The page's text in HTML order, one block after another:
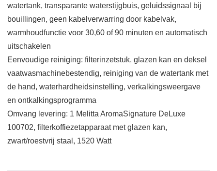
watertank, transparante waterstijgbuis, geluidssignaal bij
bouillingen, geen kabelverwarring door kabelvak,
warmhoudfunctie voor 30,60 of 90 minuten en automatisch
uitschakelen
Eenvoudige reiniging: filterinzetstuk, glazen kan en deksel
vaatwasmachinebestendig, reiniging van de watertank met
de hand, waterhardheidsinstelling, verkalkingsweergave
en ontkalkingsprogramma
Omvang levering: 1 Melitta AromaSignature DeLuxe
100702, filterkoffiezetapparaat met glazen kan,
zwart/roestvrij staal, 1520 Watt